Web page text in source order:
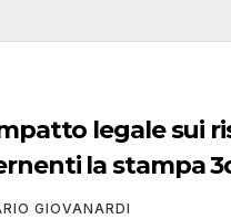
legale sui
la stampa
GIOVANARDI